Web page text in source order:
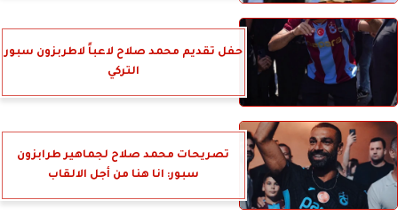
حفل تقديم محمد صلاح لاعباً لاطربزون سبور
التركي
تصريحات محمد صلاح لجماهير طرابزون
سبور: انا هنا من أجل الالقاب